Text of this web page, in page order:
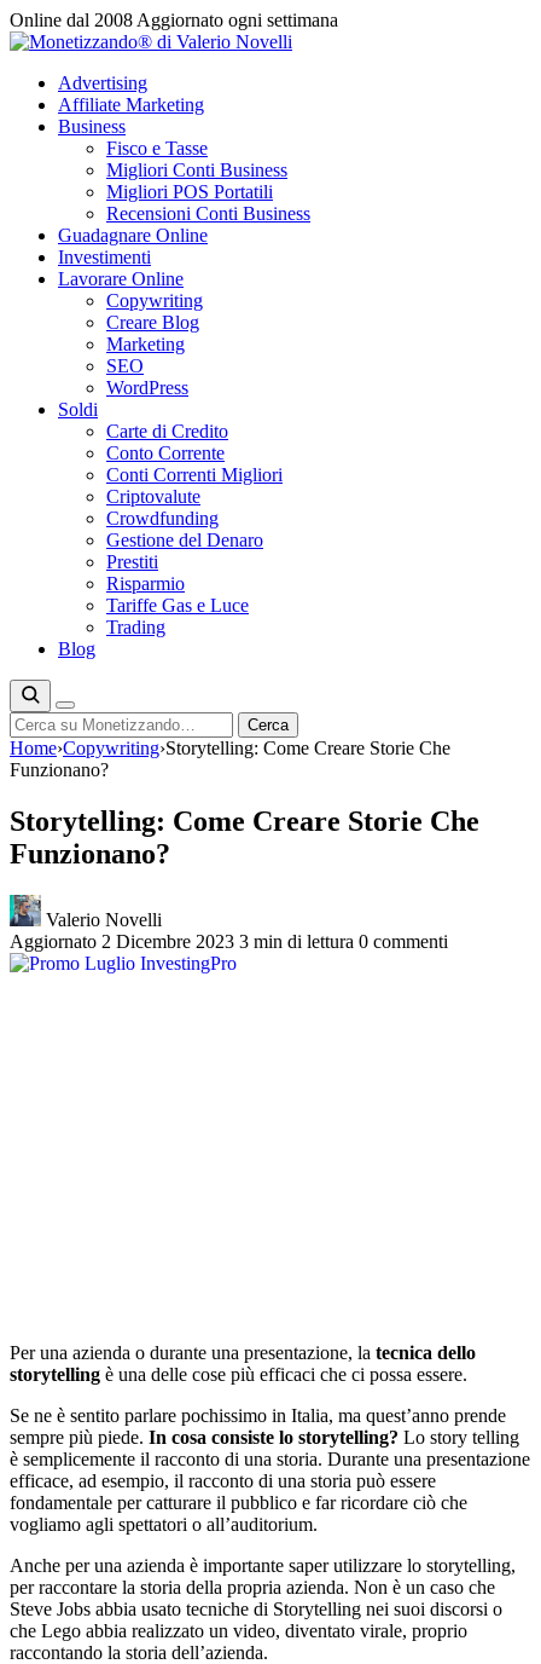
Vai
al
Online dal 2008 Aggiornato ogni settimana
Advertising
Affiliate Marketing
Business
Fisco e Tasse
Migliori Conti Business
Migliori POS Portatili
Recensioni Conti Business
Guadagnare Online
Investimenti
Lavorare Online
Copywriting
Creare Blog
Marketing
SEO
WordPress
Soldi
Carte di Credito
Conto Corrente
Conti Correnti Migliori
Criptovalute
Crowdfunding
Gestione del Denaro
Prestiti
Risparmio
Tariffe Gas e Luce
Trading
Blog
Cerca Cerca
Home›Copywriting›Storytelling: Come Creare Storie Che
Funzionano?
Storytelling: Come Creare Storie Che
Funzionano?
Valerio Novelli
Aggiornato 2 Dicembre 2023 3 min di lettura 0 commenti
Per una azienda o durante una presentazione, la tecnica dello
storytelling è una delle cose più efficaci che ci possa essere.
Se ne è sentito parlare pochissimo in Italia, ma quest’anno prende
sempre più piede. In cosa consiste lo storytelling? Lo story telling
è semplicemente il racconto di una storia. Durante una presentazione
efficace, ad esempio, il racconto di una storia può essere
fondamentale per catturare il pubblico e far ricordare ciò che
vogliamo agli spettatori o all’auditorium.
Anche per una azienda è importante saper utilizzare lo storytelling,
per raccontare la storia della propria azienda. Non è un caso che
Steve Jobs abbia usato tecniche di Storytelling nei suoi discorsi o
che Lego abbia realizzato un video, diventato virale, proprio
raccontando la storia dell’azienda.